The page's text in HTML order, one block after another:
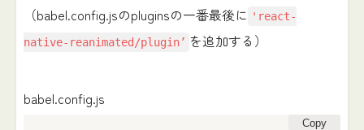
（babel.config.jsのpluginsの一番最後に 'react-
native-reanimated/plugin’ を追加する）
babel.config.js
Copy